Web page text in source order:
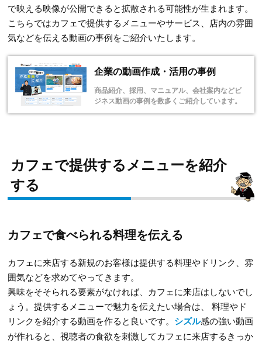
で映える映像が公開できると拡散される可能性が生まれます。
こちらではカフェで提供するメニューやサービス、店内の雰囲
気などを伝える動画の事例をご紹介いたします。
企業の動画作成・活用の事例
商品紹介、採用、マニュアル、会社案内などビ
ジネス動画の事例を数多くご紹介しています。
カフェで提供するメニューを紹介
する
カフェで食べられる料理を伝える
カフェに来店する新規のお客様は提供する料理やドリンク、雰
囲気などを求めてやってきます。
興味をそそられる要素がなければ、カフェに来店はしないでし
ょう。提供するメニューで魅力を伝えたい場合は、 料理やド
リンクを紹介する動画を作ると良いです。 シズル感の強い動画
が作れると、視聴者の食欲を刺激してカフェに来店するきっか